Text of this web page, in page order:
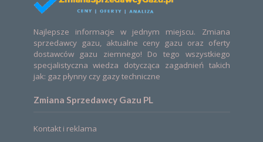
Najlepsze informacje w jednym miejscu. Zmiana
sprzedawcy gazu, aktualne ceny gazu oraz oferty
dostawców gazu ziemnego! Do tego wszystkiego
specjalistyczna wiedza dotycząca zagadnień takich
jak: gaz płynny czy gazy techniczne
Zmiana Sprzedawcy Gazu PL
Kontakt i reklama